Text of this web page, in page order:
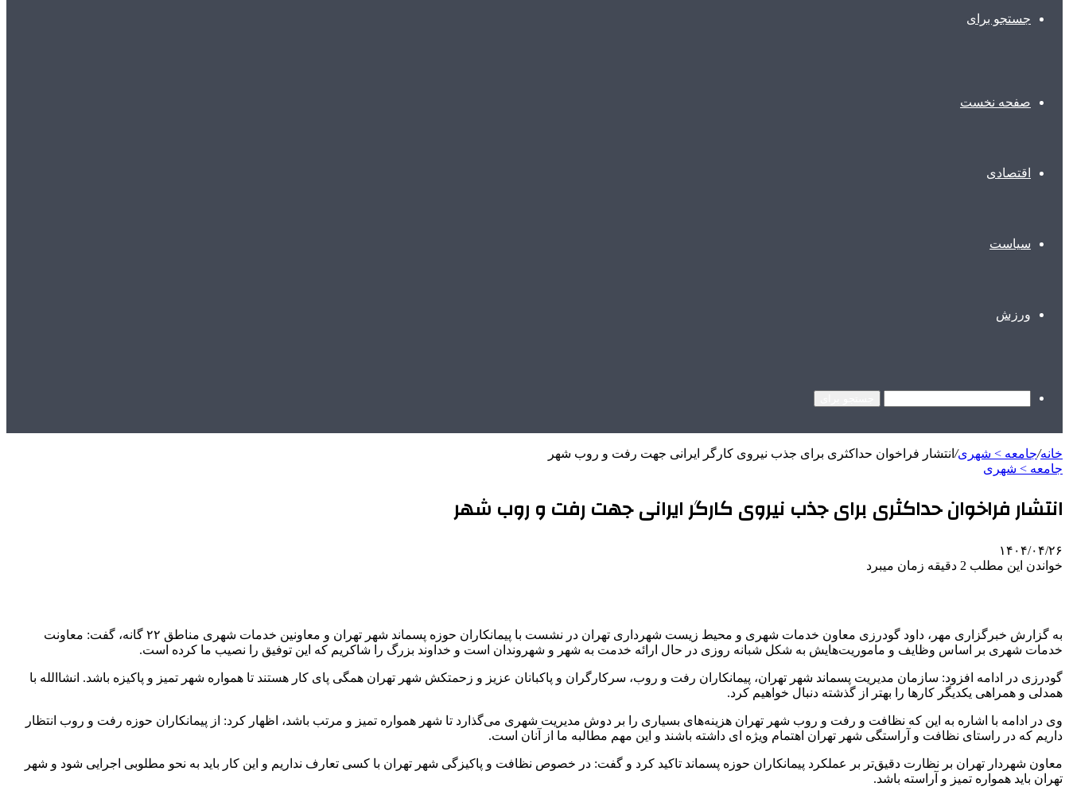
جستجو برای
صفحه نخست
اقتصادی
سیاست
ورزش
خانه/جامعه > شهری/ انتشار فراخوان حداکثری برای جذب نیروی کارگر ایرانی جهت رفت و روب شهر
جامعه > شهری
انتشار فراخوان حداکثری برای جذب نیروی کارگر ایرانی جهت رفت و روب شهر
۱۴۰۴/۰۴/۲۶
خواندن این مطلب 2 دقیقه زمان میبرد
به گزارش خبرگزاری مهر، داود گودرزی معاون خدمات شهری و محیط زیست شهرداری تهران در نشست با پیمانکاران حوزه پسماند شهر تهران و معاونین خدمات شهری مناطق ۲۲ گانه، گفت: معاونت
خدمات شهری بر اساس وظایف و ماموریت‌هایش به شکل شبانه روزی در حال ارائه خدمت به شهر و شهروندان است و خداوند بزرگ را شاکریم که این توفیق را نصیب ما کرده است.
گودرزی در ادامه افزود: سازمان مدیریت پسماند شهر تهران، پیمانکاران رفت و روب، سرکارگران و پاکبانان عزیز و زحمتکش شهر تهران همگی پای کار هستند تا همواره شهر تمیز و پاکیزه باشد. انشاالله با
همدلی و همراهی یکدیگر کارها را بهتر از گذشته دنبال خواهیم کرد.
وی در ادامه با اشاره به این که نظافت و رفت و روب شهر تهران هزینه‌های بسیاری را بر دوش مدیریت شهری می‌گذارد تا شهر همواره تمیز و مرتب باشد، اظهار کرد: از پیمانکاران حوزه رفت و روب انتظار
داریم که در راستای نظافت و آراستگی شهر تهران اهتمام ویژه ای داشته باشند و این مهم مطالبه ما از آنان است.
معاون شهردار تهران بر نظارت دقیق‌تر بر عملکرد پیمانکاران حوزه پسماند تاکید کرد و گفت: در خصوص نظافت و پاکیزگی شهر تهران با کسی تعارف نداریم و این کار باید به نحو مطلوبی اجرایی شود و شهر
تهران باید همواره تمیز و آراسته باشد.